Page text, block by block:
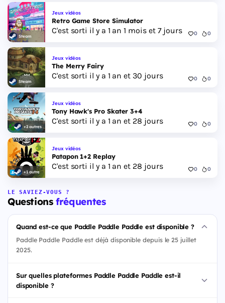
Steam
Jeux vidéos
Retro Game Store Simulator
C'est sorti il y a 1 an 1 mois et 7 jours 0 0
Steam
Jeux vidéos
The Merry Fairy
C'est sorti il y a 1 an et 30 jours 0 0
+2 autres
Jeux vidéos
Tony Hawk's Pro Skater 3+4
C'est sorti il y a 1 an et 28 jours 0 0
+1 autre
Jeux vidéos
Patapon 1+2 Replay
C'est sorti il y a 1 an et 28 jours 0 0
LE SAVIEZ-VOUS ?
Questionsfréquentes
Quand est-ce que Paddle Paddle Paddle est disponible ?
Paddle Paddle Paddle est déjà disponible depuis le 25 juillet
2025.
Sur quelles plateformes Paddle Paddle Paddle est-il
disponible ?